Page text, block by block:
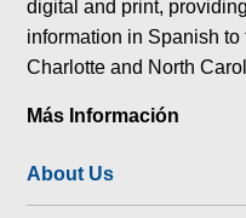
digital and print,
information in Spanish
Charlotte and North
Más Información
About Us